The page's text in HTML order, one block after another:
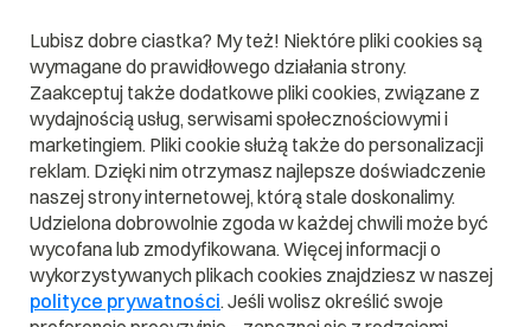
It will help you better understand what exactly it isWAF and
what is the meaning to you in everyday use.
A B C D E F G H
I
J
K L M N O P Q
R
S
T U V W X Y Z
Lubisz dobre ciastka? My też! Niektóre pliki cookies są
wymagane do prawidłowego działania strony.
Zaakceptuj także dodatkowe pliki cookies, związane z
wydajnością usług, serwisami społecznościowymi i
marketingiem. Pliki cookie służą także do personalizacji
reklam. Dzięki nim otrzymasz najlepsze doświadczenie
naszej strony internetowej, którą stale doskonalimy.
Udzielona dobrowolnie zgoda w każdej chwili może być
wycofana lub zmodyfikowana. Więcej informacji o
wykorzystywanych plikach cookies znajdziesz w naszej
polityce prywatności. Jeśli wolisz określić swoje